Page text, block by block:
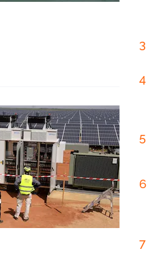
3
4
5
6
7